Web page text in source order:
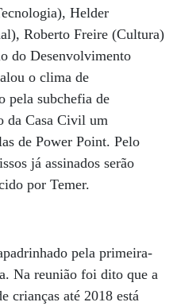
Helder
Roberto Freire (Cultura)
do Desenvolvimento
o clima de
pela subchefia de
da Casa Civil um
de Power Point. Pelo
já assinados serão
por Temer.
pela primeira-
Na reunião foi dito que a
crianças até 2018 está